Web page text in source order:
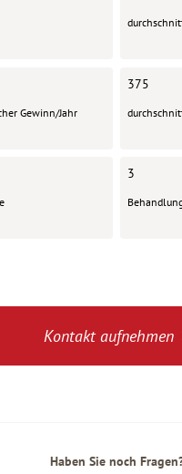
Gewinn/Jahr
375
3
Kontakt aufnehmen
Haben Sie noch